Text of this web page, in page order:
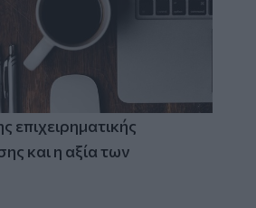
επιχειρηματικής
και η αξία των